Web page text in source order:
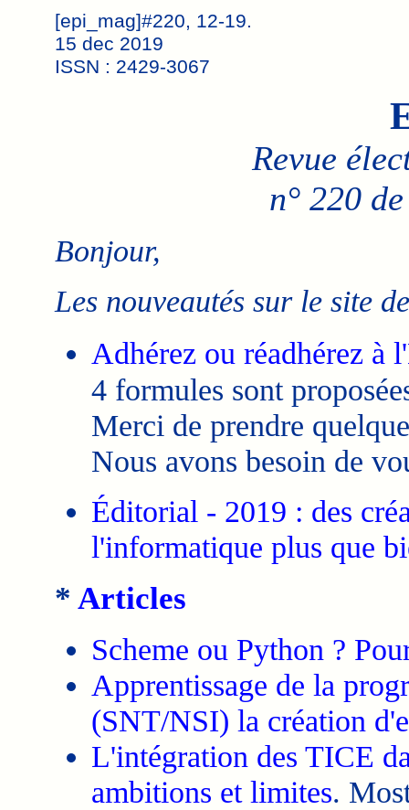
[epi_mag]#220, 12-19.
15 dec 2019
ISSN : 2429-3067
Revue
n° 220
Bonjour,
Les nouveautés sur le site
Adhérez ou réadhérez à
4 formules sont
Merci de prendre
Nous avons besoin de
Éditorial - 2019 : des
l'informatique plus que
* Articles
Scheme ou Python ?
Apprentissage de la
(SNT/NSI) la création
L'intégration des TICE
ambitions et limites.